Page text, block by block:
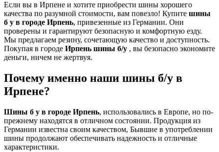
Если вы в Ирпене и хотите приобрести шины хорошего
качества по разумной стоимости, вам повезло! Купите шины
б у в городе Ирпень, привезенные из Германии. Они
проверены и гарантируют безопасную и комфортную езду.
Мы предлагаем резину, сочетающую качество и доступность.
Покупая в городе Ирпень шины б/у , вы безопасно экономите
деньги, ничем не жертвуя.
Почему именно наши шины б/у в
Ирпене?
Шины б у в городе Ирпень, использовались в Европе, но по-
прежнему находятся в отличном состоянии. Продукция из
Германии известна своим качеством, Бывшие в употреблении
шины продолжают обеспечивать надежность и отличные
характеристики.